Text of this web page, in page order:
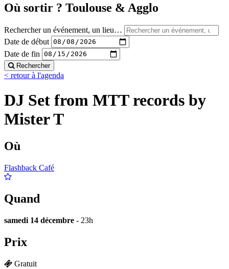
Où sortir ? Toulouse & Agglo
Rechercher un événement, un lieu…
Date de début
Date de fin
Rechercher
< retour à l'agenda
DJ Set from MTT records by
Mister T
Où
Flashback Café
Quand
samedi 14 décembre - 23h
Prix
Gratuit